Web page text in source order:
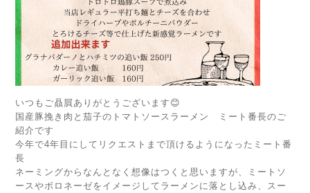
いつもご贔屓ありがとうございます😊
国産豚挽き肉と茄子のトマトソースラーメン ミート番長のご
紹介です
今年で4年目にしてリクエストまで頂けるようになったミート番
長
ネーミングからなんとなく想像はつくと思いますが、ミートソ
ースやボロネーゼをイメージしてラーメンに落とし込み、スー